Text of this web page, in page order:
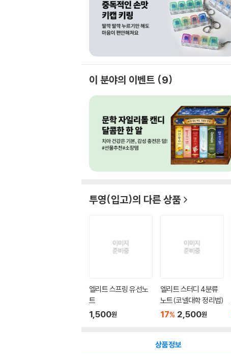
이 분야의 이벤트 9
투영(입고)의 다른 상품
엘리트 스프링 유선노
트
1,500원
엘리트 스터디 4분류
노트(코넬대학 정리법)
17% 2,500원
상품정보